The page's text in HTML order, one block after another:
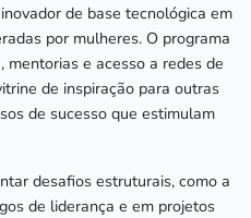
de base tecnológica em
por mulheres. O programa
mentorias e acesso a redes de
de inspiração para outras
de sucesso que estimulam
desafios estruturais, como a
de liderança e em projetos